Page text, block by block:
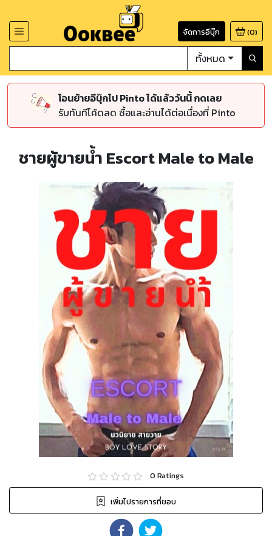
จัดการอีบุ๊ก (0)
ทั้งหมด
โอนย้ายอีบุ๊กไป Pinto ได้แล้ววันนี้ กดเลย
รับทันทีโค้ดลด ซื้อและอ่านได้ต่อเนื่องที่ Pinto
ชายผู้ขายน้ำ Escort Male to Male
0 Ratings
เพิ่มไปรายการที่ชอบ